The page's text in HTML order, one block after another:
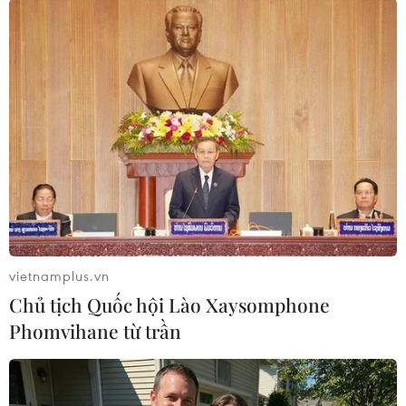
#Tai nạn giao thông #cao tốc Bắc-Nam
#tử vong
vietnamplus.vn
Chủ tịch Quốc hội Lào Xaysomphone
Phomvihane từ trần